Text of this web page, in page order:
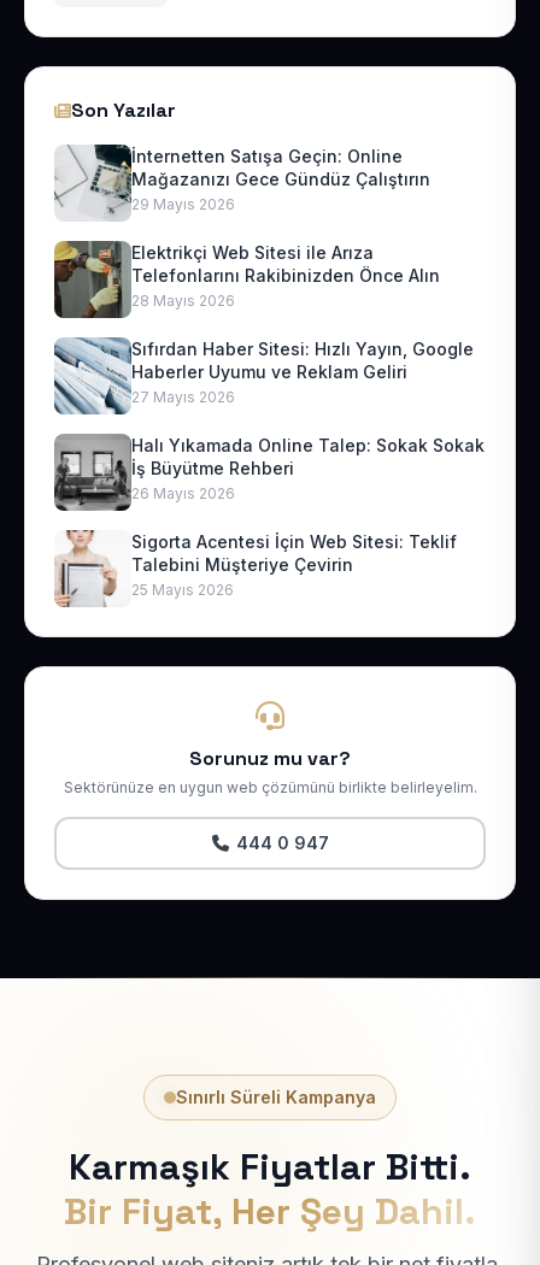
Son Yazılar
İnternetten Satışa Geçin: Online
Mağazanızı Gece Gündüz Çalıştırın
29 Mayıs 2026
Elektrikçi Web Sitesi ile Arıza
Telefonlarını Rakibinizden Önce Alın
28 Mayıs 2026
Sıfırdan Haber Sitesi: Hızlı Yayın, Google
Haberler Uyumu ve Reklam Geliri
27 Mayıs 2026
Halı Yıkamada Online Talep: Sokak Sokak
İş Büyütme Rehberi
26 Mayıs 2026
Sigorta Acentesi İçin Web Sitesi: Teklif
Talebini Müşteriye Çevirin
25 Mayıs 2026
Sorunuz mu var?
Sektörünüze en uygun web çözümünü birlikte belirleyelim.
444 0 947
Sınırlı Süreli Kampanya
Karmaşık Fiyatlar Bitti.
Bir Fiyat, Her Şey Dahil.